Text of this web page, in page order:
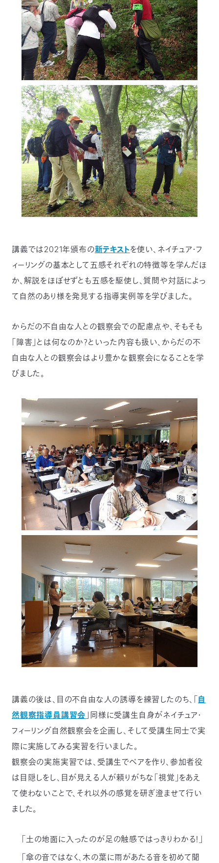
講義では2021年頒布の新テキストを使い、ネイチュア・フ
ィーリングの基本として五感それぞれの特徴等を学んだほ
か、解説をほぼせずとも五感を駆使し、質問や対話によっ
て自然のあり様を発見する指導実例等を学びました。
からだの不自由な人との観察会での配慮点や、そもそも
「障害」とは何なのか？といった内容も扱い、からだの不
自由な人との観察会はより豊かな観察会になることを学
びました。
講義の後は、目の不自由な人の誘導を練習したのち、「 自
然観察指導員講習会 」同様に受講生自身がネイチュア・
フィーリング自然観察会を企画し、そして受講生同士で実
際に実施してみる実習を行いました。
観察会の実施実習では、受講生でペアを作り、参加者役
は目隠しをし、目が見える人が頼りがちな「視覚」をあえ
て使わないことで、それ以外の感覚を研ぎ澄ませて行い
ました。
「土の地面に入ったのが足の触感ではっきりわかる！」
「傘の音ではなく、木の葉に雨があたる音を初めて聞